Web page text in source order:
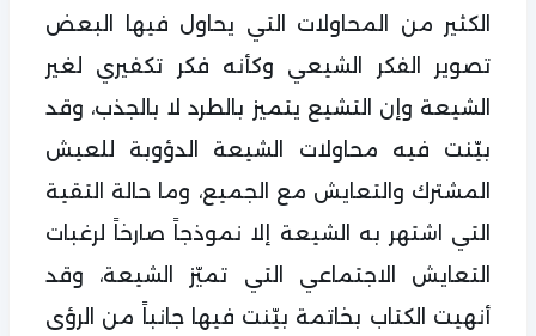
الكثير من المحاولات التي يحاول فيها البعض
تصوير الفكر الشيعي وكأنه فكر تكفيري لغير
الشيعة وإن التشيع يتميز بالطرد لا بالجذب، وقد
بيّنت فيه محاولات الشيعة الدؤوبة للعيش
المشترك والتعايش مع الجميع، وما حالة التقية
التي اشتهر به الشيعة إلا نموذجاً صارخاً لرغبات
التعايش الاجتماعي التي تميّز الشيعة، وقد
أنهيت الكتاب بخاتمة بيّنت فيها جانباً من الرؤى